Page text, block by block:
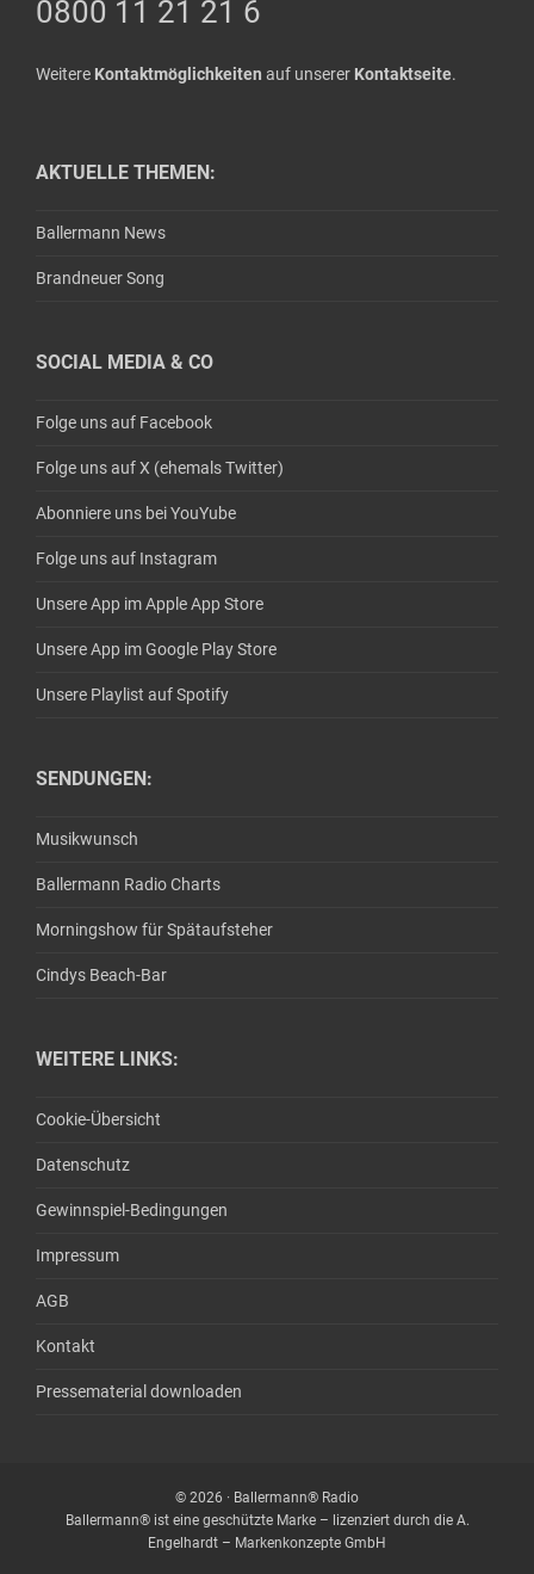
0800 11 21 21 6
Weitere Kontaktmöglichkeiten auf unserer Kontaktseite.
AKTUELLE THEMEN:
Ballermann News
Brandneuer Song
SOCIAL MEDIA & CO
Folge uns auf Facebook
Folge uns auf X (ehemals Twitter)
Abonniere uns bei YouYube
Folge uns auf Instagram
Unsere App im Apple App Store
Unsere App im Google Play Store
Unsere Playlist auf Spotify
SENDUNGEN:
Musikwunsch
Ballermann Radio Charts
Morningshow für Spätaufsteher
Cindys Beach-Bar
WEITERE LINKS:
Cookie-Übersicht
Datenschutz
Gewinnspiel-Bedingungen
Impressum
AGB
Kontakt
Pressematerial downloaden
© 2026 · Ballermann® Radio
Ballermann® ist eine geschützte Marke – lizenziert durch die A.
Engelhardt – Markenkonzepte GmbH